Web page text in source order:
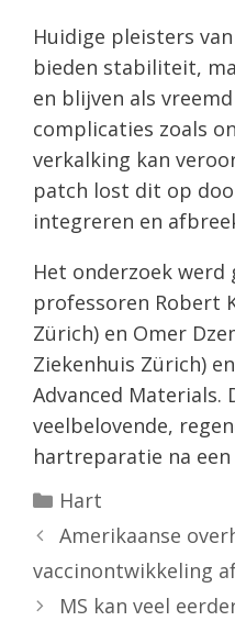
Huidige pleisters
bieden stabiliteit,
en blijven als
complicaties zoals
verkalking kan
patch lost dit op
integreren en
Het onderzoek werd
professoren Robert
Zürich) en Omer
Ziekenhuis Zürich)
Advanced Materials.
veelbelovende,
hartreparatie na
Categorieën
Hart
Amerikaanse
vaccinontwikkeling
MS kan veel